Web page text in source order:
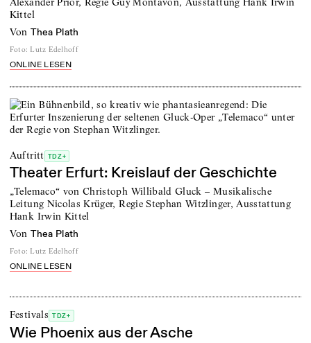
Kittel
von Thea Plath
Foto: Lutz Edelhoff
ONLINE LESEN
Auftritt TDZ+
Theater Erfurt: Kreislauf der Geschichte
„Telemaco“ von Christoph Willibald Gluck – Musikalische
Leitung Nicolas Krüger, Regie Stephan Witzlinger, Ausstattung
Hank Irwin Kittel
von Thea Plath
Foto: Lutz Edelhoff
ONLINE LESEN
Festivals TDZ+
Wie Phoenix aus der Asche